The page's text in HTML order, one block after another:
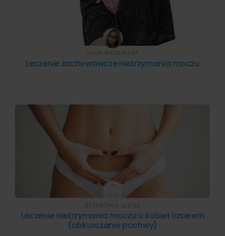
Leczenie zachowawcze nietrzymania moczu
JULIA WŁOSIŃSKA
Leczenie nietrzymania moczu u kobiet laserem
(obkurczanie pochwy)
KATARZYNA BLETEK